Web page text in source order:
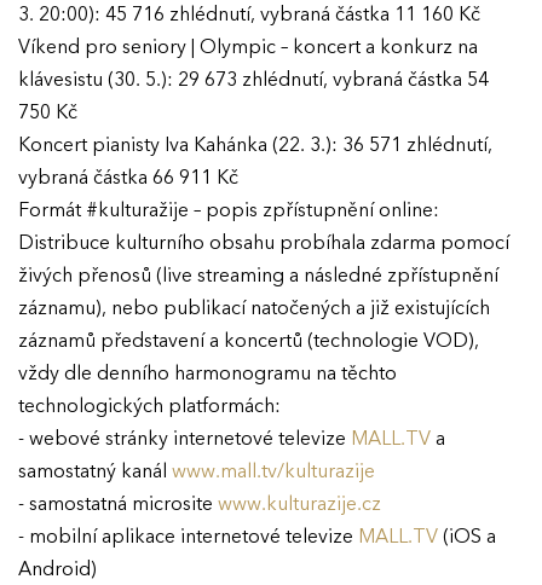
3. 20:00): 45 716 zhlédnutí, vybraná částka 11 160 Kč
Víkend pro seniory | Olympic – koncert a konkurz na
klávesistu (30. 5.): 29 673 zhlédnutí, vybraná částka 54
750 Kč
Koncert pianisty Iva Kahánka (22. 3.): 36 571 zhlédnutí,
vybraná částka 66 911 Kč
Formát #kulturažije – popis zpřístupnění online:
Distribuce kulturního obsahu probíhala zdarma pomocí
živých přenosů (live streaming a následné zpřístupnění
záznamu), nebo publikací natočených a již existujících
záznamů představení a koncertů (technologie VOD),
vždy dle denního harmonogramu na těchto
technologických platformách:
- webové stránky internetové televize MALL.TVa
samostatný kanál www.mall.tv/kulturazije
- samostatná microsite www.kulturazije.cz
- mobilní aplikace internetové televize MALL.TV(iOS a
Android)